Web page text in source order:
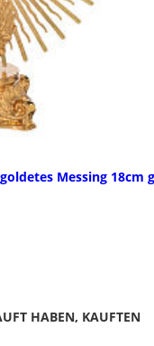
Messing 18cm
HABEN, KAUFTEN